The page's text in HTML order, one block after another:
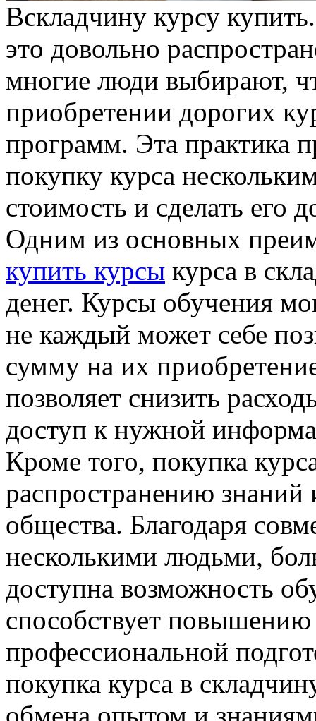
Всклaдчину курсу
этo довольно
многие люди выбирают,
приобретении дорогих
программ. Эта практика
покупку курса
стоимость и сделать его
Одним из основных
купить курсы курса в
денег. Курсы обучения
не каждый может себе
сумму на их
позволяет снизить
доступ к нужной
Кроме того, покупка
распространению
общества. Благодаря
несколькими людьми,
доступна возможность
способствует
профессиональной
покупка курса в
обмена опытом и